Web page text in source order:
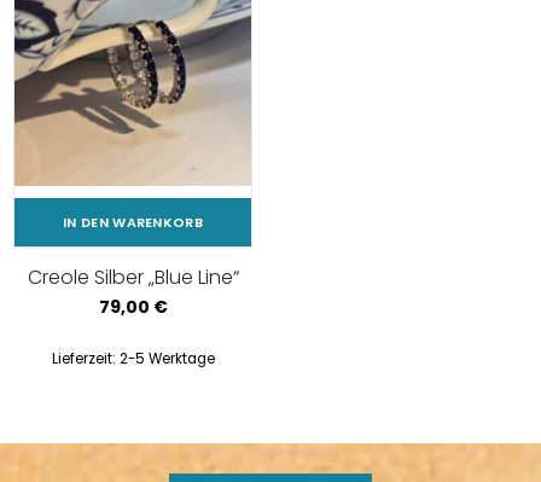
IN DEN WARENKORB
Creole Silber „Blue Line“
79,00 €
Lieferzeit: 2-5 Werktage